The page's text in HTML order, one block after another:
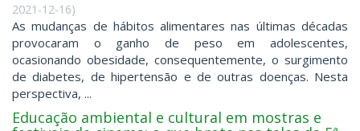
2021-12-16)
As mudanças de hábitos alimentares nas últimas décadas
provocaram o ganho de peso em adolescentes,
ocasionando obesidade, consequentemente, o surgimento
de diabetes, de hipertensão e de outras doenças. Nesta
perspectiva, ...
Educação ambiental e cultural em mostras e